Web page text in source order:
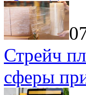
Стрейч
сферы